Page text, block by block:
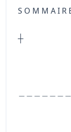
S O M M A I R
┼
L E P E
１
I N F
ｉ